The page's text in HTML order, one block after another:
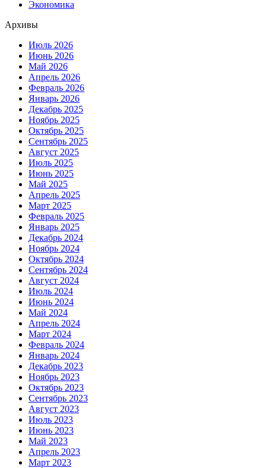
Экономика
Архивы
Июль 2026
Июнь 2026
Май 2026
Апрель 2026
Февраль 2026
Январь 2026
Декабрь 2025
Ноябрь 2025
Октябрь 2025
Сентябрь 2025
Август 2025
Июль 2025
Июнь 2025
Май 2025
Апрель 2025
Март 2025
Февраль 2025
Январь 2025
Декабрь 2024
Ноябрь 2024
Октябрь 2024
Сентябрь 2024
Август 2024
Июль 2024
Июнь 2024
Май 2024
Апрель 2024
Март 2024
Февраль 2024
Январь 2024
Декабрь 2023
Ноябрь 2023
Октябрь 2023
Сентябрь 2023
Август 2023
Июль 2023
Июнь 2023
Май 2023
Апрель 2023
Март 2023